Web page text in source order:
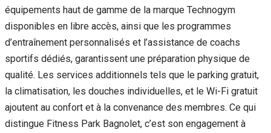
équipements haut de gamme de la marque Technogym
disponibles en libre accès, ainsi que les programmes
d’entraînement personnalisés et l’assistance de coachs
sportifs dédiés, garantissent une préparation physique de
qualité. Les services additionnels tels que le parking gratuit,
la climatisation, les douches individuelles, et le Wi-Fi gratuit
ajoutent au confort et à la convenance des membres. Ce qui
distingue Fitness Park Bagnolet, c’est son engagement à